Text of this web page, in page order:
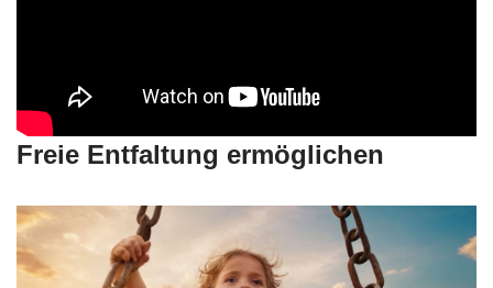
Freie Entfaltung ermöglichen